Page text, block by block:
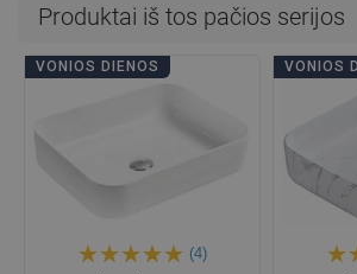
Produktai iš tos pačios serijos
VONIOS DIENOS
(4)
VONIOS